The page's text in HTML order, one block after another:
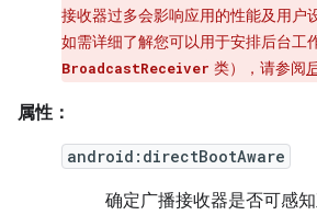
接收器过多会影响应用的性能及用户
如需详细了解您可以用于安排后台工
BroadcastReceiver 类），请参阅
属性：
android:directBootAware
确定广播接收器是否可感